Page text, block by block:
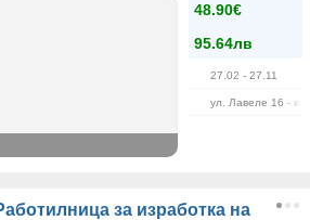
48.90€
95.64лв
27.02 - 27.11
ул. Лавеле 16 - в
за изработка на